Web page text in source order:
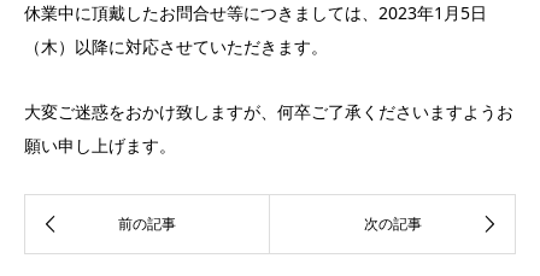
休業中に頂戴したお問合せ等につきましては、2023年1月5日
（木）以降に対応させていただきます。
大変ご迷惑をおかけ致しますが、何卒ご了承くださいますようお
願い申し上げます。